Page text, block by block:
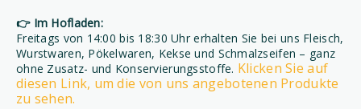
👉 Im Hofladen:
Freitags von 14:00 bis 18:30 Uhr erhalten Sie bei uns Fleisch,
Wurstwaren, Pökelwaren, Kekse und Schmalzseifen – ganz
ohne Zusatz- und Konservierungsstoffe. Klicken Sie auf
diesen Link, um die von uns angebotenen Produkte
zu sehen.